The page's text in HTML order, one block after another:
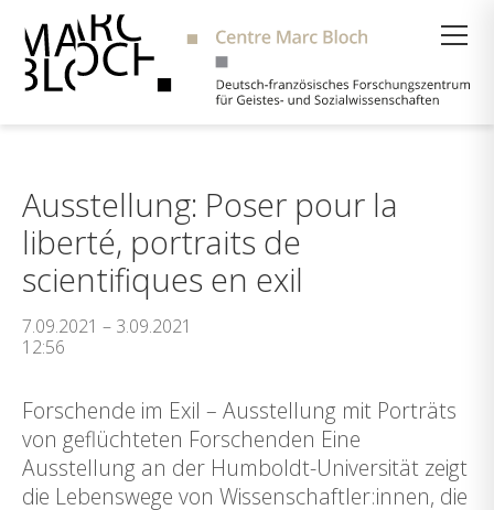
Ausstellung: Poser pour la
liberté, portraits de
scientifiques en exil
7.09.2021 – 3.09.2021
12:56
Forschende im Exil – Ausstellung mit Porträts
von geflüchteten Forschenden Eine
Ausstellung an der Humboldt-Universität zeigt
die Lebenswege von Wissenschaftler:innen, die